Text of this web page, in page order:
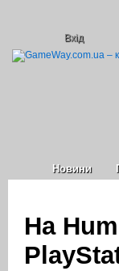
Вхід
Новини
На